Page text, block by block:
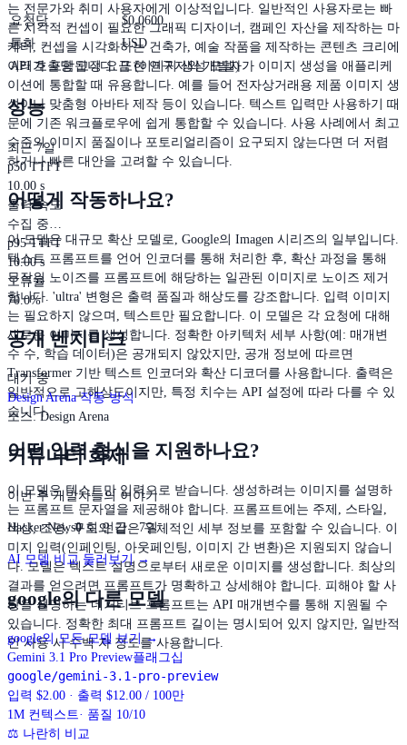
는 전문가와 취미 사용자에게 이상적입니다. 일반적인 사용자로는 빠
른 시각적 컨셉이 필요한 그래픽 디자이너, 캠페인 자산을 제작하는 마
케터, 컨셉을 시각화하는 건축가, 예술 작품을 제작하는 콘텐츠 크리에
이터가 포함됩니다. 또한 연구자와 개발자가 이미지 생성을 애플리케
이션에 통합할 때 유용합니다. 예를 들어 전자상거래용 제품 이미지 생
성이나 맞춤형 아바타 제작 등이 있습니다. 텍스트 입력만 사용하기 때
문에 기존 워크플로우에 쉽게 통합할 수 있습니다. 사용 사례에서 최고
수준의 이미지 품질이나 포토리얼리즘이 요구되지 않는다면 더 저렴
하거나 빠른 대안을 고려할 수 있습니다.
어떻게 작동하나요?
이 모델은 대규모 확산 모델로, Google의 Imagen 시리즈의 일부입니다.
텍스트 프롬프트를 언어 인코더를 통해 처리한 후, 확산 과정을 통해
무작위 노이즈를 프롬프트에 해당하는 일관된 이미지로 노이즈 제거
합니다. 'ultra' 변형은 출력 품질과 해상도를 강조합니다. 입력 이미지
는 필요하지 않으며, 텍스트만 필요합니다. 이 모델은 각 요청에 대해
새로운 이미지를 생성합니다. 정확한 아키텍처 세부 사항(예: 매개변
수 수, 학습 데이터)은 공개되지 않았지만, 공개 정보에 따르면
Transformer 기반 텍스트 인코더와 확산 디코더를 사용합니다. 출력은
일반적으로 고해상도이지만, 특정 치수는 API 설정에 따라 다를 수 있
습니다.
어떤 입력 형식을 지원하나요?
이 모델은 텍스트만 입력으로 받습니다. 생성하려는 이미지를 설명하
는 프롬프트 문자열을 제공해야 합니다. 프롬프트에는 주제, 스타일,
색상, 조명, 구도와 같은 구체적인 세부 정보를 포함할 수 있습니다. 이
미지 입력(인페인팅, 아웃페인팅, 이미지 간 변환)은 지원되지 않습니
다. 모델은 텍스트 설명으로부터 새로운 이미지를 생성합니다. 최상의
결과를 얻으려면 프롬프트가 명확하고 상세해야 합니다. 피해야 할 사
항을 설명하는 네거티브 프롬프트는 API 매개변수를 통해 지원될 수
있습니다. 정확한 최대 프롬프트 길이는 명시되어 있지 않지만, 일반적
인 사용 시 수백 자 정도를 사용합니다.
요청당 $0.0600
통화
USD
API 호출당 고정 요금 (이미지 생성 모델)
성능
최근 7일
p50 TTFT
10.00 s
출력 속도
수집 중…
p95 TTFT
10.00 s
오류율
70.0%
공개 벤치마크
대기 중
Design Arena 작동 방식
소스:Design Arena
커뮤니티 화제
이번 주 개발자들의 이야기
Hacker News0 회 언급 · 7일
AI 모델 비교 둘러보기 →
google의 다른 모델
google의 모든 모델 보기 →
Gemini 3.1 Pro Preview플래그십
google/gemini-3.1-pro-preview
입력 $2.00 · 출력 $12.00 / 100만
1M 컨텍스트· 품질 10/10
⚖ 나란히 비교